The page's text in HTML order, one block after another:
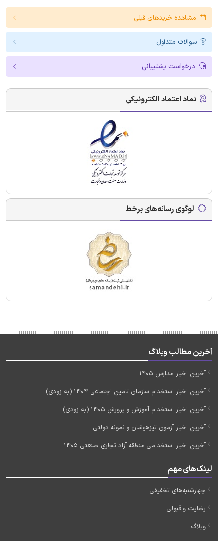
مشاهده خریدهای قبلی
سوالات متداول
درخواست پشتیبانی
نماد اعتماد الکترونیکی
لوگوی رسانه‌های برخط
آخرین مطالب وبلاگ
آخرین اخبار مدارس 1405
آخرین اخبار استخدام سازمان تامین اجتماعی 1404 (به زودی)
آخرین اخبار استخدام آموزش و پرورش 1405 (به زودی)
آخرین اخبار آزمون تیزهوشان و نمونه دولتی
آخرین اخبار استخدامی منطقه آزاد تجاری صنعتی 1405
لینک‌های مهم
چهارشنبه‌های تخفیفی
رضایت و قبولی
وبلاگ